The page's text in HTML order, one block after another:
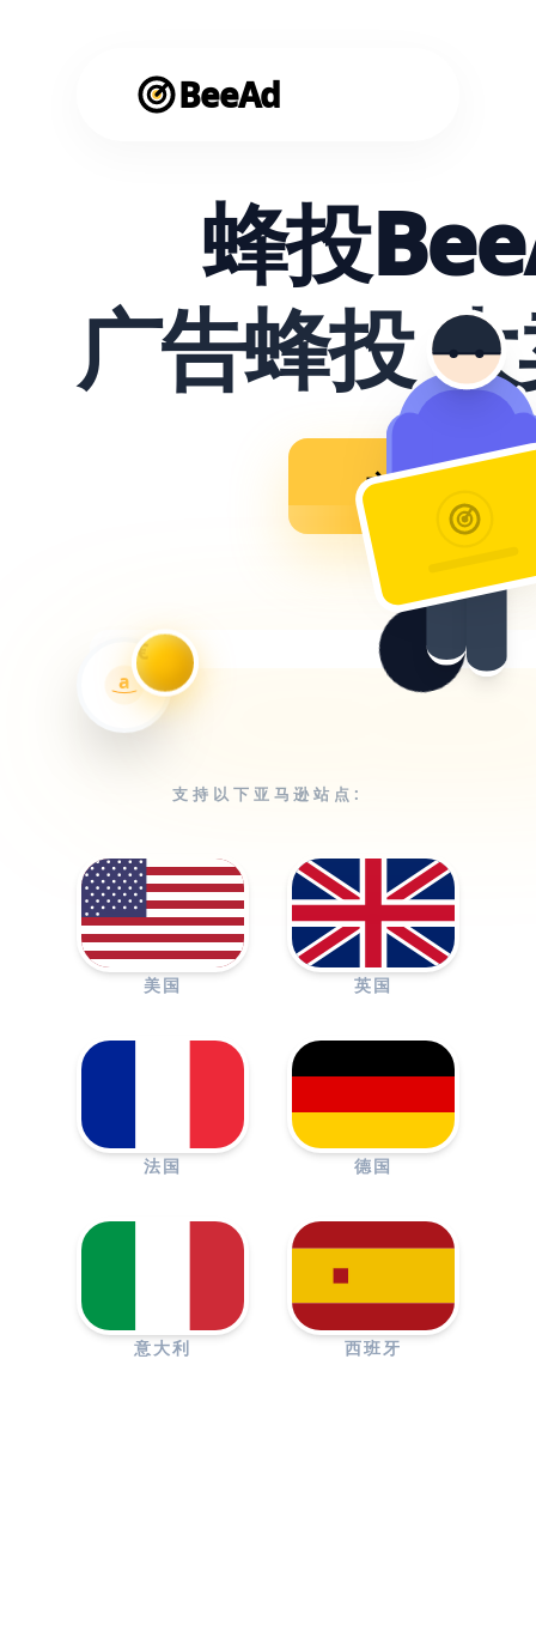
BeeAd
蜂投
广告蜂投
立即使用
a
€
支持以下亚马逊站点:
美国 英国
法国 德国
意大利 西班牙